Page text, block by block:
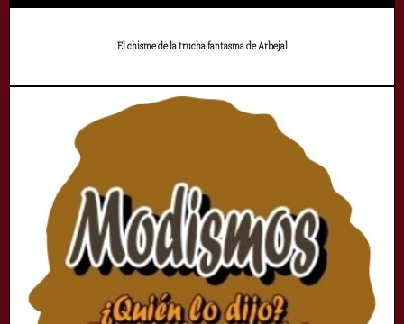
El chisme de la trucha fantasma de Arbejal